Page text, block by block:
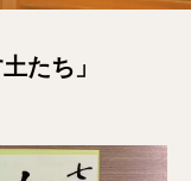
たち」